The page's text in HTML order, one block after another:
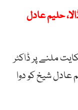
حلیم عادل
ملنے پر ڈاکٹر
شیخ کو دوا